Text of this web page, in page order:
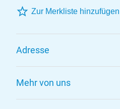
Zur Merkliste hinzufügen
Adresse
Mehr von uns